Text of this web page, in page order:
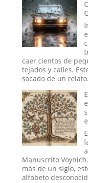
caer cientos de
tejados y calles.
sacado de un
Manuscrito
más de un siglo,
alfabeto